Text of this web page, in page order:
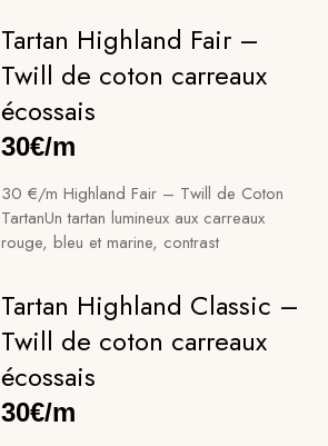
Tartan Highland Fair –
Twill de coton carreaux
écossais
30€/m
30 €/m Highland Fair – Twill de Coton
TartanUn tartan lumineux aux carreaux
rouge, bleu et marine, contrast
Tartan Highland Classic –
Twill de coton carreaux
écossais
30€/m